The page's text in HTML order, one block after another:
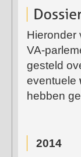
Hieronder
VA-
gesteld
eventuele
hebben
2014